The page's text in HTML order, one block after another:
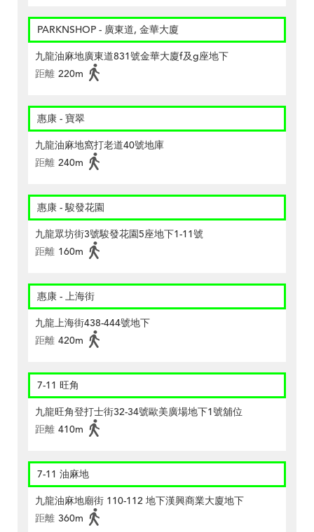
PARKNSHOP - 廣東道, 金華大廈
九龍油麻地廣東道831號金華大廈f及g座地下
距離 220m
惠康 - 寶翠
九龍油麻地窩打老道40號地庫
距離 240m
惠康 - 駿發花園
九龍眾坊街3號駿發花園5座地下1-11號
距離 160m
惠康 - 上海街
九龍上海街438-444號地下
距離 420m
7-11 旺角
九龍旺角登打士街32-34號歐美廣場地下1號舖位
距離 410m
7-11 油麻地
九龍油麻地廟街 110-112 地下漢興商業大廈地下
距離 360m